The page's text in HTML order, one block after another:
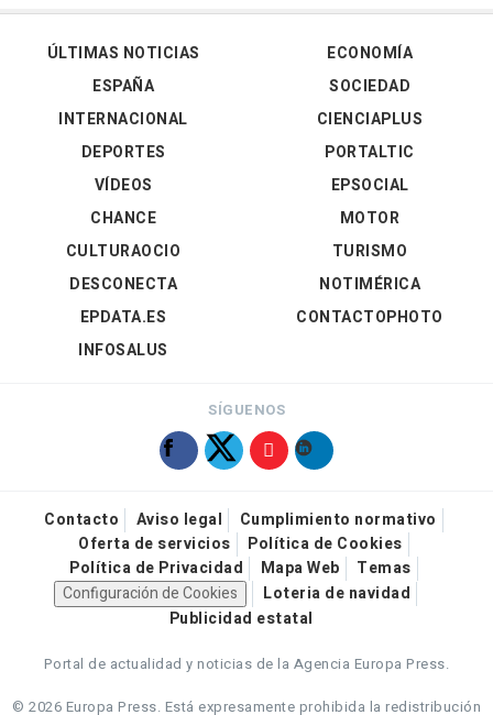
ÚLTIMAS NOTICIAS
ESPAÑA
INTERNACIONAL
DEPORTES
VÍDEOS
ECONOMÍA
SOCIEDAD
CIENCIAPLUS
PORTALTIC
EPSOCIAL
CHANCE
CULTURAOCIO
DESCONECTA
EPDATA.ES
INFOSALUS
MOTOR
TURISMO
NOTIMÉRICA
CONTACTOPHOTO
SÍGUENOS
Contacto Aviso legal
Cumplimiento normativo
Oferta de servicios
Política de Cookies
Política de Privacidad
Mapa Web
Temas
Configuración de Cookies
Loteria de navidad
Publicidad estatal
Portal de actualidad y noticias de la Agencia Europa Press.
© 2026 Europa Press. Está expresamente prohibida la redistribución